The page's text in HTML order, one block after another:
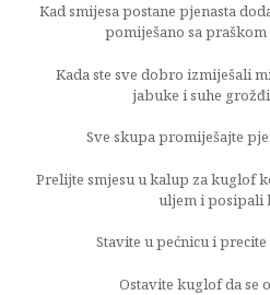
Kad smijesa postane pjenasta
pomiješano sa praškom
Kada ste sve dobro izmiješali
jabuke i suhe
Sve skupa promiješajte
Prelijte smjesu u kalup za kuglof
uljem i posipali
Stavite u pećnicu i
Ostavite kuglof da se